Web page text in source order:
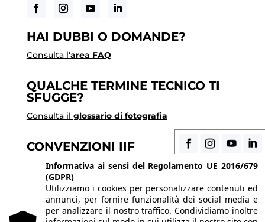
HAI DUBBI O DOMANDE?
Consulta l'area FAQ
QUALCHE TERMINE TECNICO TI
SFUGGE?
Consulta il glossario di fotografia
CONVENZIONI IIF
Scopri i vantaggi di essere uno studente di IIF
© 2026 Istituto Italiano di Fotografia® srl, Via
Enrico Caviglia 3, 20139 Milano | Tel 02/58107623 -
Informativa ai sensi del Regolamento UE 2016/679
(GDPR)
Utilizziamo i cookies per personalizzare contenuti ed
annunci, per fornire funzionalità dei social media e
per analizzare il nostro traffico. Condividiamo inoltre